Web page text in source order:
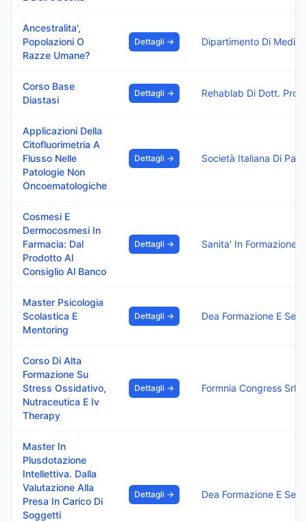
Ancestralita',
Popolazioni O
Razze Umane?
Dettagli →
Corso Base
Diastasi
Dettagli →
Applicazioni Della
Citofluorimetria A
Flusso Nelle
Patologie Non
Oncoematologiche
Dettagli →
Cosmesi E
Dermocosmesi In
Farmacia: Dal
Prodotto Al
Consiglio Al Banco
Dettagli →
Master Psicologia
Scolastica E
Mentoring
Dettagli → Dea Formazione E
Corso Di Alta
Formazione Su
Stress Ossidativo,
Nutraceutica E Iv
Therapy
Dettagli → Formnia Congress Srl
Master In
Plusdotazione
Intellettiva. Dalla
Valutazione Alla
Presa In Carico Di
Soggetti
Dettagli → Dea Formazione E